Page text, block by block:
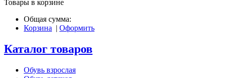
Товары в корзине
Общая сумма:
Корзина | Оформить
Каталог товаров
Обувь взрослая